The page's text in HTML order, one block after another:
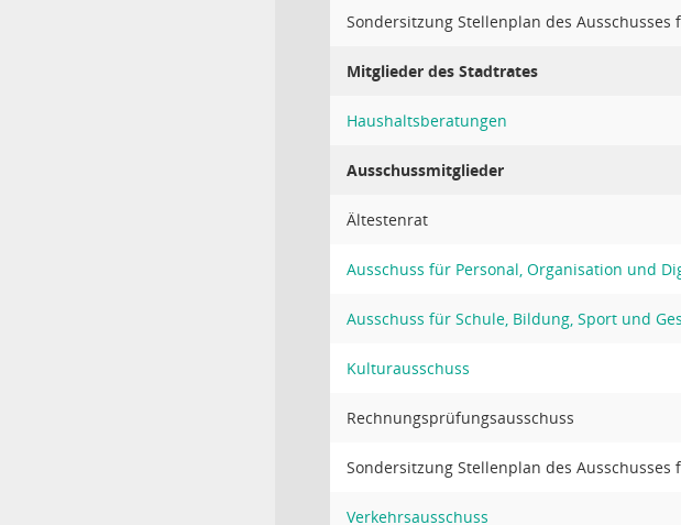
Sondersitzung Stellenplan des
Mitglieder des Stadtrates
Haushaltsberatungen
Ausschussmitglieder
Ältestenrat
Ausschuss für Personal, Organisation und
Ausschuss für Schule, Bildung, Sport und
Kulturausschuss
Rechnungsprüfungsausschuss
Sondersitzung Stellenplan des
Verkehrsausschuss